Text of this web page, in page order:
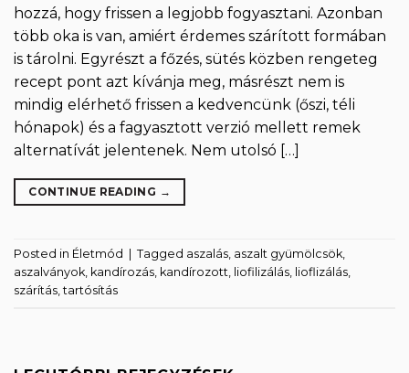
hozzá, hogy frissen a legjobb fogyasztani. Azonban
több oka is van, amiért érdemes szárított formában
is tárolni. Egyrészt a főzés, sütés közben rengeteg
recept pont azt kívánja meg, másrészt nem is
mindig elérhető frissen a kedvencünk (őszi, téli
hónapok) és a fagyasztott verzió mellett remek
alternatívát jelentenek. Nem utolsó […]
CONTINUE READING →
Posted in Életmód Tagged aszalás, aszalt gyümölcsök,
aszalványok, kandírozás, kandírozott, liofilizálás, lioflizálás,
szárítás,tartósítás